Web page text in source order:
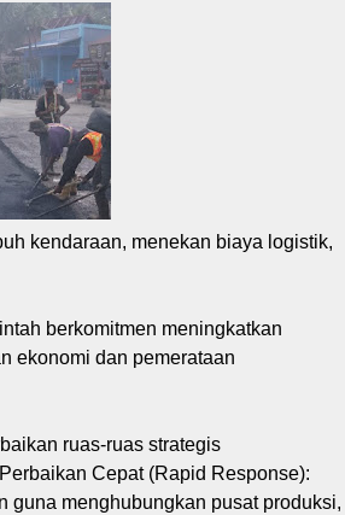
kendaraan, menekan biaya logistik,
berkomitmen meningkatkan
ekonomi dan pemerataan
ruas-ruas strategis
Cepat (Rapid Response):
guna menghubungkan pusat produksi,